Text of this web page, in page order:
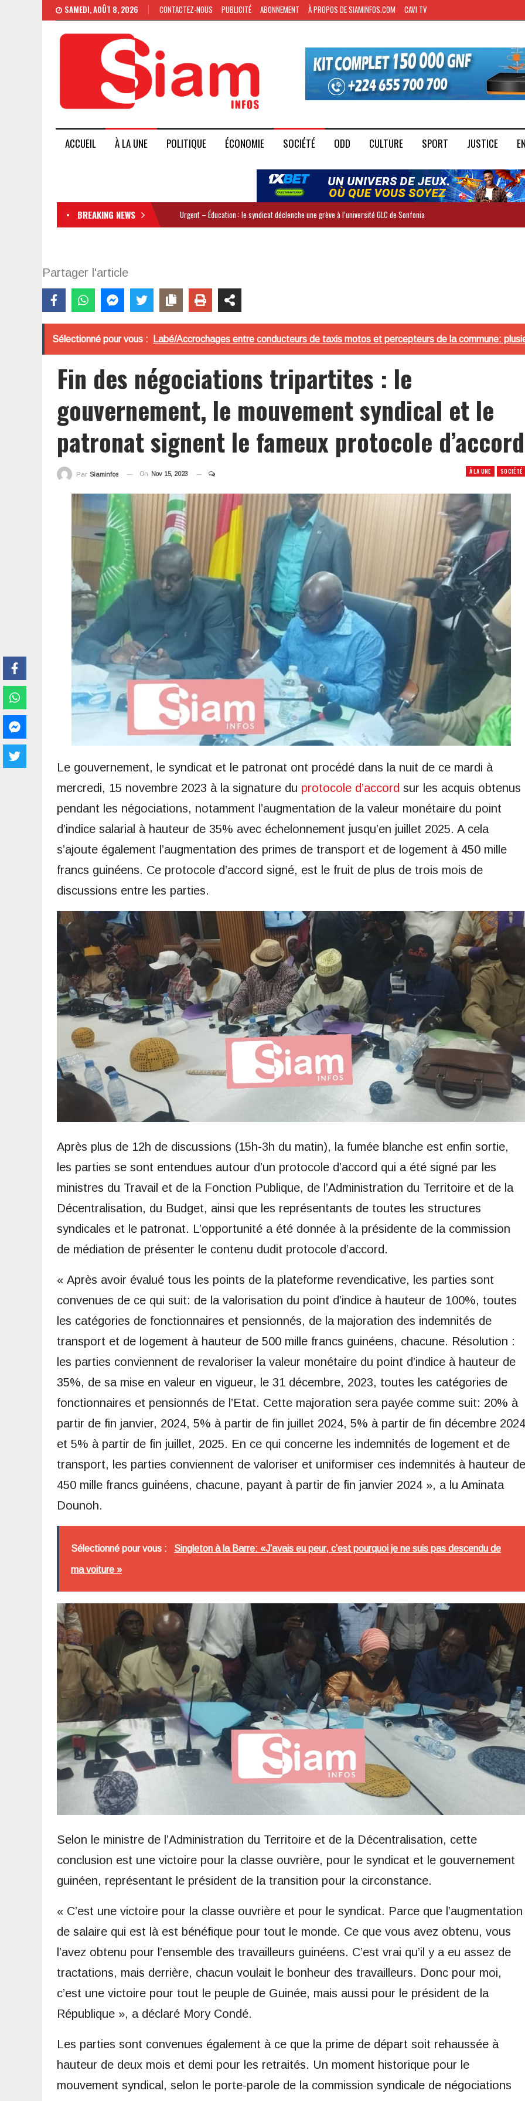
SAMEDI, AOÛT 8, 2026 CONTACTEZ-NOUS PUBLICITÉ ABONNEMENT À PROPOS DE SIAMINFOS.COM CAVI TV
ACCUEIL À LA UNE POLITIQUE ÉCONOMIE SOCIÉTÉ ODD CULTURE SPORT JUSTICE
BREAKING NEWS Urgent – Éducation : le syndicat déclenche une grève à l’université GLC de Sonfonia
Partager l'article
Sélectionné pour vous : Labé/Accrochages entre conducteurs de taxis motos et percepteurs de la commune:
Fin des négociations tripartites : le
gouvernement, le mouvement syndical et le
patronat signent le fameux protocole d’accord
À LA UNE SOCIÉTÉ
Par Siaminfos On Nov 15, 2023
Le gouvernement, le syndicat et le patronat ont procédé dans la nuit de ce mardi à
mercredi, 15 novembre 2023 à la signature du protocole d’accord sur les acquis obtenus
pendant les négociations, notamment l’augmentation de la valeur monétaire du point
d’indice salarial à hauteur de 35% avec échelonnement jusqu’en juillet 2025. A cela
s’ajoute également l’augmentation des primes de transport et de logement à 450 mille
francs guinéens. Ce protocole d’accord signé, est le fruit de plus de trois mois de
discussions entre les parties.
Après plus de 12h de discussions (15h-3h du matin), la fumée blanche est enfin sortie,
les parties se sont entendues autour d’un protocole d’accord qui a été signé par les
ministres du Travail et de la Fonction Publique, de l’Administration du Territoire et de la
Décentralisation, du Budget, ainsi que les représentants de toutes les structures
syndicales et le patronat. L’opportunité a été donnée à la présidente de la commission
de médiation de présenter le contenu dudit protocole d’accord.
« Après avoir évalué tous les points de la plateforme revendicative, les parties sont
convenues de ce qui suit: de la valorisation du point d’indice à hauteur de 100%, toutes
les catégories de fonctionnaires et pensionnés, de la majoration des indemnités de
transport et de logement à hauteur de 500 mille francs guinéens, chacune. Résolution :
les parties conviennent de revaloriser la valeur monétaire du point d’indice à hauteur de
35%, de sa mise en valeur en vigueur, le 31 décembre, 2023, toutes les catégories de
fonctionnaires et pensionnés de l’Etat. Cette majoration sera payée comme suit: 20% à
partir de fin janvier, 2024, 5% à partir de fin juillet 2024, 5% à partir de fin décembre 2024
et 5% à partir de fin juillet, 2025. En ce qui concerne les indemnités de logement et de
transport, les parties conviennent de valoriser et uniformiser ces indemnités à hauteur de
450 mille francs guinéens, chacune, payant à partir de fin janvier 2024 », a lu Aminata
Dounoh.
Sélectionné pour vous : Singleton à la Barre: «J’avais eu peur, c’est pourquoi je ne suis pas descendu de
ma voiture »
Selon le ministre de l’Administration du Territoire et de la Décentralisation, cette
conclusion est une victoire pour la classe ouvrière, pour le syndicat et le gouvernement
guinéen, représentant le président de la transition pour la circonstance.
« C’est une victoire pour la classe ouvrière et pour le syndicat. Parce que l’augmentation
de salaire qui est là est bénéfique pour tout le monde. Ce que vous avez obtenu, vous
l’avez obtenu pour l’ensemble des travailleurs guinéens. C’est vrai qu’il y a eu assez de
tractations, mais derrière, chacun voulait le bonheur des travailleurs. Donc pour moi,
c’est une victoire pour tout le peuple de Guinée, mais aussi pour le président de la
République », a déclaré Mory Condé.
Les parties sont convenues également à ce que la prime de départ soit rehaussée à
hauteur de deux mois et demi pour les retraités. Un moment historique pour le
mouvement syndical, selon le porte-parole de la commission syndicale de négociations